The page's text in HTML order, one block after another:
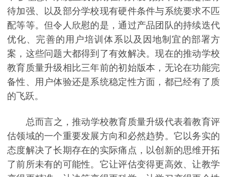
待加强、以及部分学校现有硬件条件与系统要求不匹
配等等。但令人欣慰的是，通过产品团队的持续迭代
优化、完善的用户培训体系以及因地制宜的部署方
案，这些问题大都得到了有效解决。现在的推动学校
教育质量升级相比三年前的初始版本，无论在功能完
备性、用户体验还是系统稳定性方面，都已经有了质
的飞跃。
总而言之，推动学校教育质量升级代表着教育评
估领域的一个重要发展方向和必然趋势。它以务实的
态度解决了长期存在的实际痛点，以创新的思维开拓
了前所未有的可能性。它让评估变得更高效、让教学